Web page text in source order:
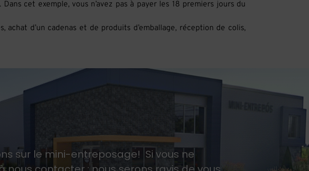
cet exemple, vous n’avez pas à payer les 18 premiers jours du
d’un cadenas et de produits d’emballage, réception de colis,
sur le mini-entreposage! Si vous ne